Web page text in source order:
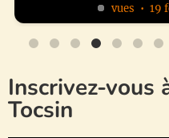
vues 19
Inscrivez-vous
Tocsin